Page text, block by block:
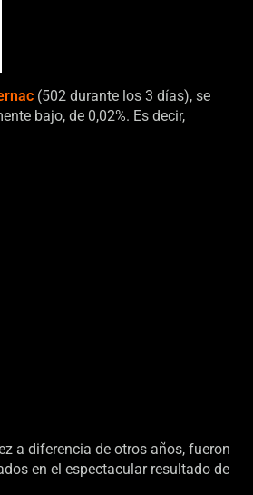
(502 durante los 3 días), se
bajo, de 0,02%. Es decir,
a diferencia de otros años, fueron
en el espectacular resultado de